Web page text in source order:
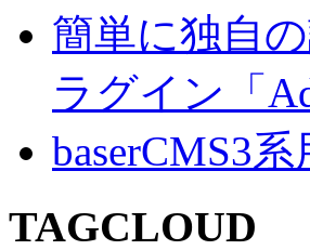
簡単に独自
ラグイン「
baserCMS3
TAGCLOUD